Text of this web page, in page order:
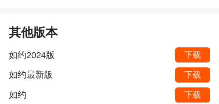
其他版本
如约2024版 下载
如约最新版 下载
如约 下载